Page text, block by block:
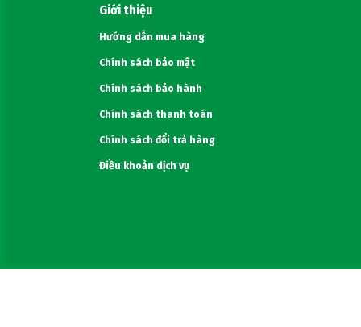
Giới thiệu
Hướng dẫn mua hàng
Chính sách bảo mật
Chính sách bảo hành
Chính sách thanh toán
Chính sách đổi trả hàng
Điều khoản dịch vụ